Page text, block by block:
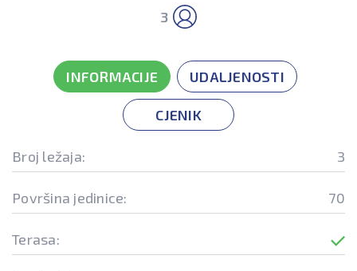
3
INFORMACIJE UDALJENOSTI
CJENIK
Broj ležaja: 3
Površina jedinice: 70
Terasa: